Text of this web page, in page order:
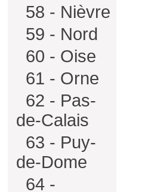
58 - Nièvre
59 - Nord
60 - Oise
61 - Orne
62 - Pas-
de-Calais
63 - Puy-
de-Dome
64 -